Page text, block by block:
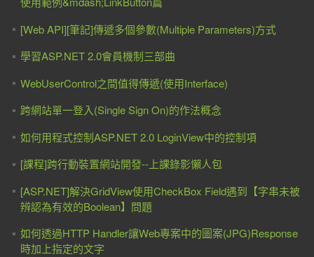
[Web API][筆記]傳遞多個參數(Multiple Parameters)方式
學習ASP.NET 2.0會員機制三部曲
WebUserControl之間值得傳遞(使用Interface)
跨網站單一登入(Single Sign On)的作法概念
如何用程式控制ASP.NET 2.0 LoginView中的控制項
[課程]跨行動裝置網站開發--上課錄影懶人包
[ASP.NET]解決GridView使用CheckBox Field遇到【字串未被
辨認為有效的Boolean】問題
如何透過HTTP Handler讓Web專案中的圖案(JPG)Response
時加上指定的文字